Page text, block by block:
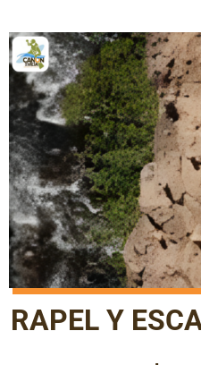
RAPEL Y